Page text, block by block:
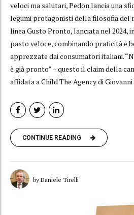
veloci ma salutari, Pedon lancia una
legumi protagonisti della filosofia del
linea Gusto Pronto, lanciata nel
pasto veloce, combinando praticità e
apprezzate dai consumatori italiani.
è già pronto” – questo il claim della
affidata a Child The Agency di
CONTINUE READING
by Daniele Tirelli